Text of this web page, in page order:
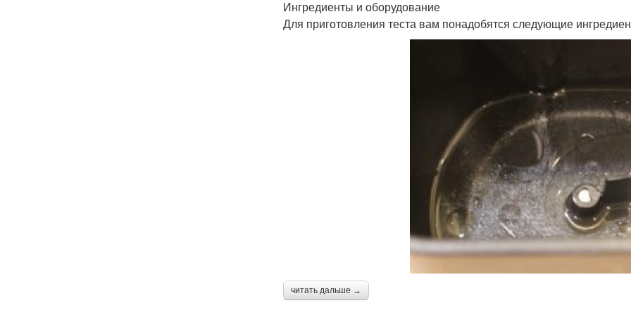
Ингредиенты и оборудование
Для приготовления теста вам понадобятся следующие
читать дальше →